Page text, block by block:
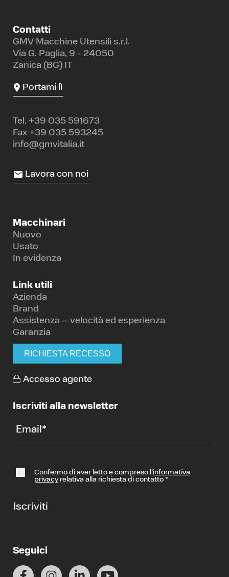
Contatti
GMV Macchine Utensili s.r.l.
Via G. Paglia, 9 - 24050
Zanica (BG) IT
Portami lì
Tel. +39 035 591673
Fax +39 035 593245
info@gmvitalia.it
Lavora con noi
Macchinari
Nuovo
Usato
In evidenza
Link utili
Azienda
Brand
Assistenza – velocità ed esperienza
Garanzia
RICHIESTA RECESSO
Accesso agente
Iscriviti alla newsletter
Email*
Confermo di aver letto e compreso l’informativa
privacyrelativa alla richiesta di contatto *
Iscriviti
Seguici